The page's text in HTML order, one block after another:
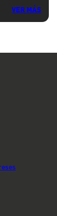
VER MÁS